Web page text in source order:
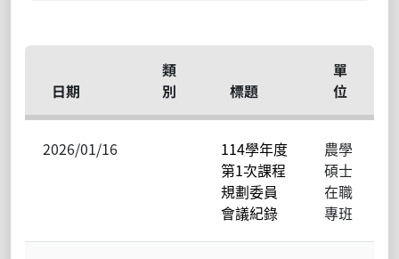
日期
類
別
標題
單
位
2026/01/16
114學年度
第1次課程
規劃委員
會議紀錄
農學
碩士
在職
專班